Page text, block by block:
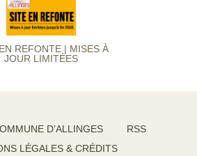
REFONTE | MISES À
JOUR LIMITÉES
D’ALLINGES
RSS
LÉGALES & CRÉDITS